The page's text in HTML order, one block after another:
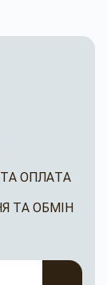
ОПЛАТА
ТА ОБМІН